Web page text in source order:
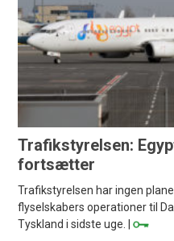
Trafikstyrelsen:
fortsætter
Trafikstyrelsen har ingen
flyselskabers operationer til
Tyskland i sidste uge. |